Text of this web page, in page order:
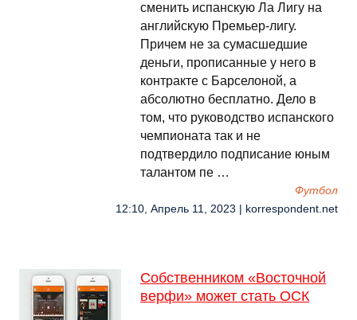
сменить испанскую Ла Лигу на
английскую Премьер-лигу.
Причем не за сумасшедшие
деньги, прописанные у него в
контракте с Барселоной, а
абсолютно бесплатно. Дело в
том, что руководство испанского
чемпионата так и не
подтвердило подписание юным
талантом пе …
Футбол
12:10, Апрель 11, 2023 | korrespondent.net
Собственником «Восточной
верфи» может стать ОСК